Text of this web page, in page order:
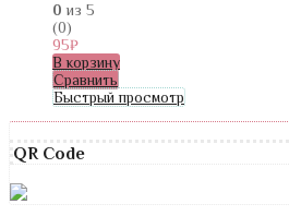
0 из 5
(0)
95₽
В корзину
Сравнить
Быстрый просмотр
QR Code